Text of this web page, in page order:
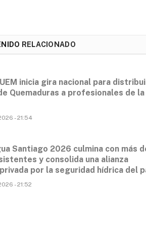
RELACIONADO
inicia gira nacional para
Quemaduras a profesionales de la
- 21:54
Santiago 2026 culmina con más
y consolida una alianza
por la seguridad hídrica del
- 21:52